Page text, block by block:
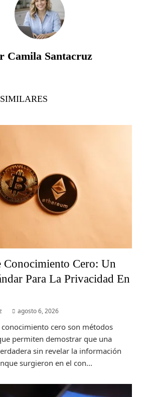
Camila Santacruz
Conocimiento Cero: Un
Para La Privacidad En
agosto 6, 2026
conocimiento cero son métodos
permiten demostrar que una
sin revelar la información
surgieron en el con...